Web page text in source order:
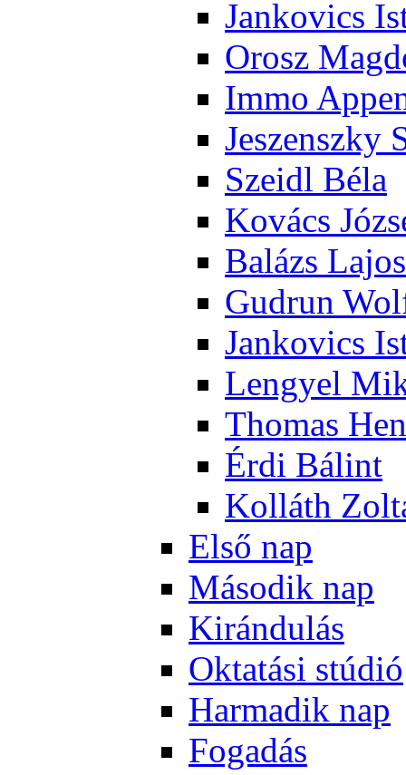
Jan­ko­vics
Orosz
Im­mo
Je­szensz­ky
Szeidl Bé­la
Ko­vács
Ba­lázs La­jos
Gud­run
Jan­ko­vics
Len­gyel
Tho­mas
Ér­di Bá­lint
Kol­láth
El­ső nap
Má­so­dik nap
Ki­rán­du­lás
Ok­ta­tá­si stú­dió
Har­ma­dik nap
Fo­ga­dás